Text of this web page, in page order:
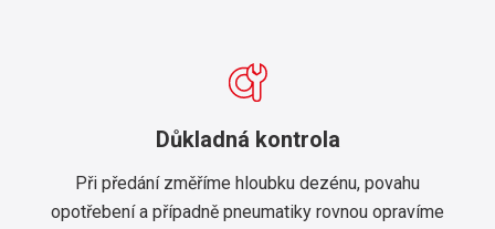
Důkladná kontrola
Při předání změříme hloubku dezénu, povahu
opotřebení a případně pneumatiky rovnou opravíme